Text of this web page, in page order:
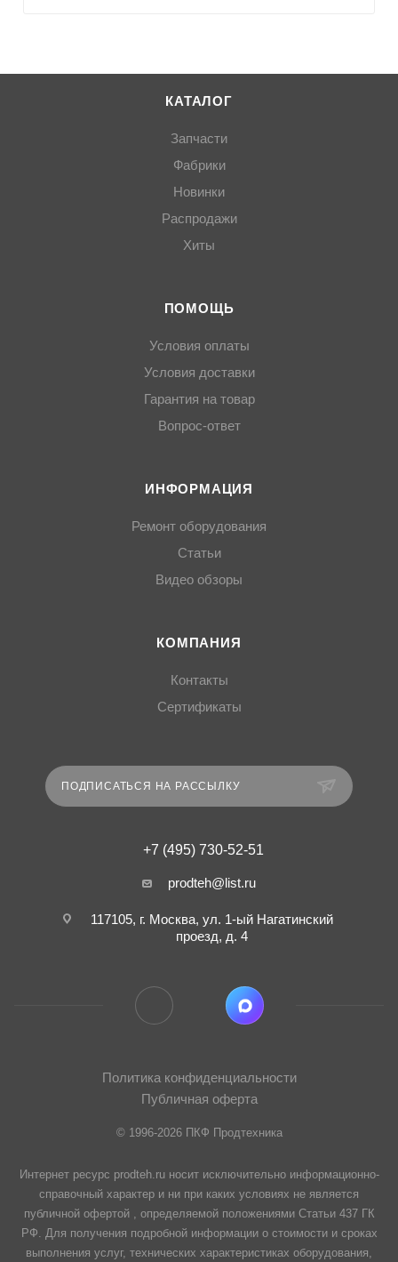
КАТАЛОГ
Запчасти
Фабрики
Новинки
Распродажи
Хиты
ПОМОЩЬ
Условия оплаты
Условия доставки
Гарантия на товар
Вопрос-ответ
ИНФОРМАЦИЯ
Ремонт оборудования
Статьи
Видео обзоры
КОМПАНИЯ
Контакты
Сертификаты
ПОДПИСАТЬСЯ НА РАССЫЛКУ
+7 (495) 730-52-51
prodteh@list.ru
117105, г. Москва, ул. 1-ый Нагатинский
проезд, д. 4
Политика конфиденциальности
Публичная оферта
© 1996-2026 ПКФ Продтехника
Интернет ресурс prodteh.ru носит исключительно информационно-
справочный характер и ни при каких условиях не является
публичной офертой , определяемой положениями Статьи 437 ГК
РФ. Для получения подробной информации о стоимости и сроках
выполнения услуг, технических характеристиках оборудования,